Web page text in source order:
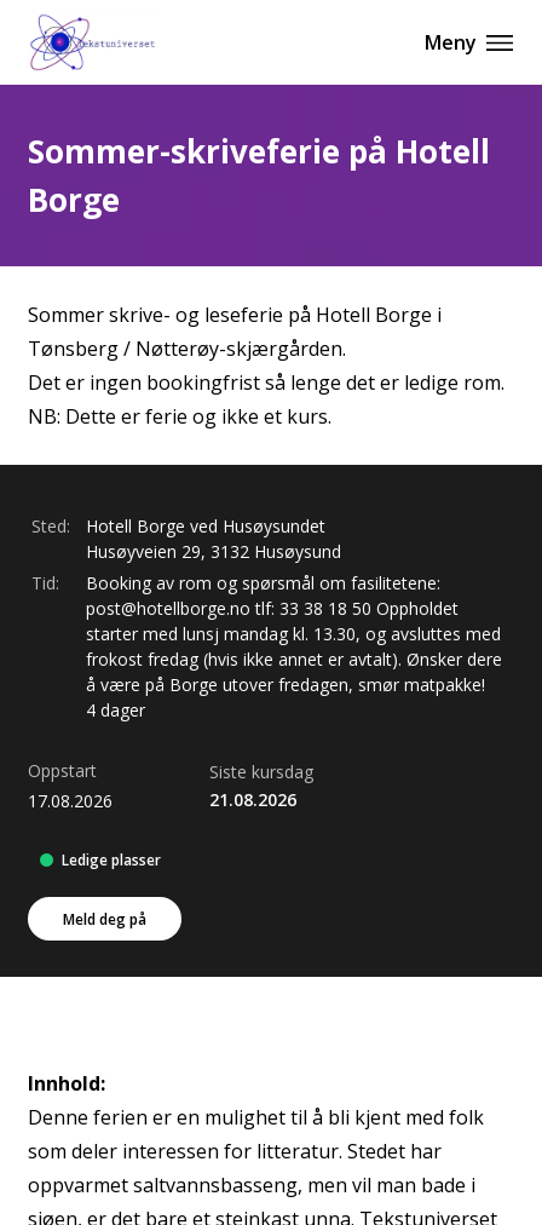
Meny
Sommer-skriveferie på Hotell
Borge
Sommer skrive- og leseferie på Hotell Borge i
Tønsberg / Nøtterøy-skjærgården.
Det er ingen bookingfrist så lenge det er ledige rom.
NB: Dette er ferie og ikke et kurs.
Sted:
Hotell Borge ved Husøysundet
Husøyveien 29, 3132 Husøysund
Tid:
Booking av rom og spørsmål om fasilitetene:
post@hotellborge.no tlf: 33 38 18 50 Oppholdet
starter med lunsj mandag kl. 13.30, og avsluttes med
frokost fredag (hvis ikke annet er avtalt). Ønsker dere
å være på Borge utover fredagen, smør matpakke!
4 dager
Oppstart
17.08.2026
Siste kursdag
21.08.2026
Ledige plasser
Meld deg på
Innhold:
Denne ferien er en mulighet til å bli kjent med folk
som deler interessen for litteratur. Stedet har
oppvarmet saltvannsbasseng, men vil man bade i
sjøen, er det bare et steinkast unna. Tekstuniverset